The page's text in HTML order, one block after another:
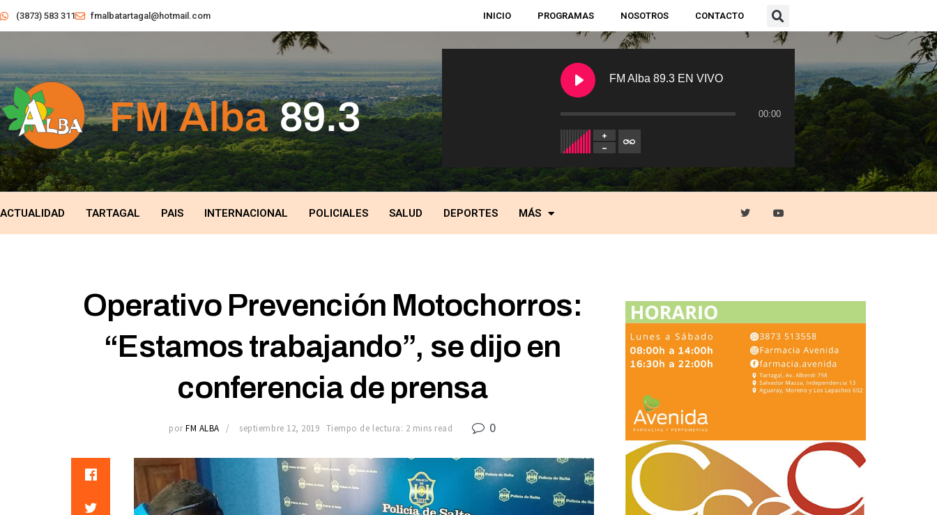
(3873) 583 311 fmalbatartagal@hotmail.com INICIO PROGRAMAS NOSOTROS CONTACTO
FM Alba 89.3 EN VIVO
00:00
ACTUALIDAD TARTAGAL PAIS INTERNACIONAL POLICIALES SALUD DEPORTES MÁS
Operativo Prevención Motochorros:
“Estamos trabajando”, se dijo en
conferencia de prensa
por FM ALBA septiembre 12, 2019 Tiempo de lectura: 2 mins read 0